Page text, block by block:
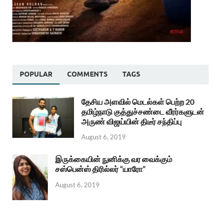
POPULAR COMMENTS TAGS
தேசிய அளவில் மெடல்கள் பெற்ற 20
தமிழ்நாடு குத்துச்சண்டை வீரர்களுடன்
அருண் விஜய்யின் திடீர் சந்திப்பு
August 6, 2019
இருக்கையின் நுனிக்கு வர வைக்கும்
சஸ்பென்ஸ் திரில்லர் “யாரோ”
August 6, 2019